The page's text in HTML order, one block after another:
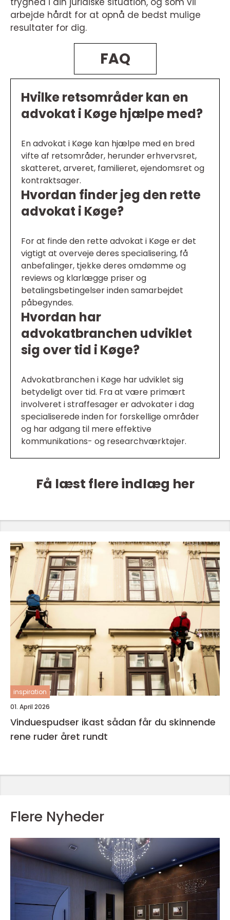
arbejde hårdt for at opnå de bedst mulige
resultater for dig.
FAQ
Hvilke retsområder kan en
advokat i Køge hjælpe med?
En advokat i Køge kan hjælpe med en bred
vifte af retsområder, herunder erhvervsret,
skatteret, arveret, familieret, ejendomsret og
kontraktsager.
Hvordan finder jeg den rette
advokat i Køge?
For at finde den rette advokat i Køge er det
vigtigt at overveje deres specialisering, få
anbefalinger, tjekke deres omdømme og
reviews og klarlægge priser og
betalingsbetingelser inden samarbejdet
påbegyndes.
Hvordan har
advokatbranchen udviklet
sig over tid i Køge?
Advokatbranchen i Køge har udviklet sig
betydeligt over tid. Fra at være primært
involveret i straffesager er advokater i dag
specialiserede inden for forskellige områder
og har adgang til mere effektive
kommunikations- og researchværktøjer.
Få læst flere indlæg her
inspiration
01. April 2026
Vinduespudser ikast sådan får du skinnende
rene ruder året rundt
Flere Nyheder